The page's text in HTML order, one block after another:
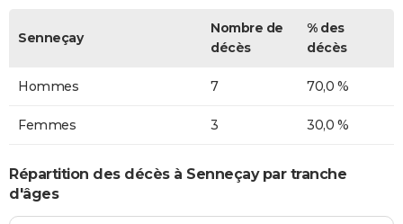
Senneçay
Nombre de
décès
% des
décès
Hommes 7 70,0 %
Femmes 3 30,0 %
Répartition des décès à Senneçay par tranche
d'âges